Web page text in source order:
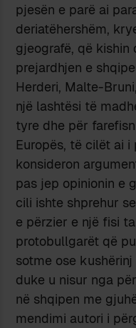
pjesën e parë ai
deriatëhershëm,
gjeografë, që kishin
prejardhjen e
Herderi, Malte-
një lashtësi të
tyre dhe për
Europës, të cilët ai i
konsideron
pas jep opinionin e
cili ishte shprehur
e përzier e një fisi
protobullgarët që
sotme ose
duke u nisur nga
në shqipen me
mendimi autori i